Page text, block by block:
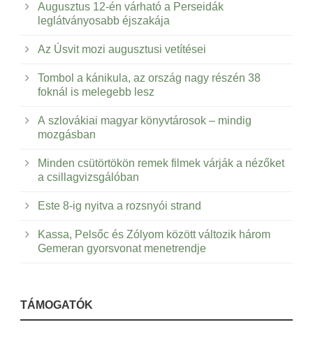
Augusztus 12-én várható a Perseidák
leglátványosabb éjszakája
Az Úsvit mozi augusztusi vetítései
Tombol a kánikula, az ország nagy részén 38
foknál is melegebb lesz
A szlovákiai magyar könyvtárosok – mindig
mozgásban
Minden csütörtökön remek filmek várják a nézőket
a csillagvizsgálóban
Este 8-ig nyitva a rozsnyói strand
Kassa, Pelsőc és Zólyom között változik három
Gemeran gyorsvonat menetrendje
TÁMOGATÓK